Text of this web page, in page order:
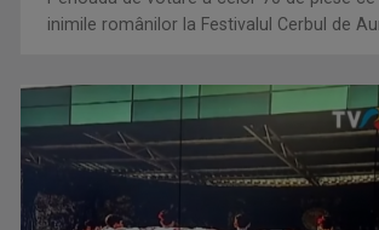
David Popovici, aur și în finala de 200 de
Perioada de votare a celor 70 de piese